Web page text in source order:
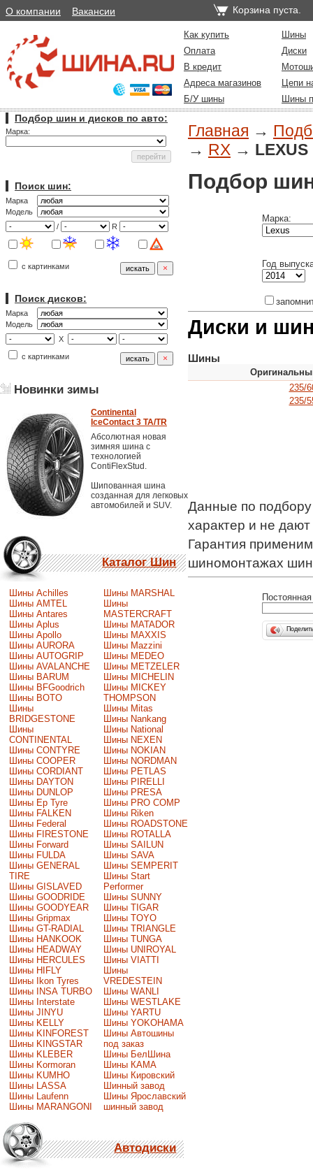
О компании Вакансии Корзина пуста.
Как купить
Шины
Оплата
Диски
В кредит
Адреса магазинов
Цепи
Б/У шины
Шины
Подбор шин и дисков по авто:
Марка:
Поиск шин:
Марка
Модель
/
R
с картинками
Поиск дисков:
Марка
Модель
X
с картинками
Новинки зимы
Continental
IceContact 3 TA/TR
Абсолютная новая
зимняя шина с
технологией
ContiFlexStud.
Шипованная шина
созданная для легковых
автомобилей и SUV.
Каталог Шин
Шины Achilles
Шины AMTEL
Шины Antares
Шины Aplus
Шины Apollo
Шины AURORA
Шины AUTOGRIP
Шины AVALANCHE
Шины BARUM
Шины BFGoodrich
Шины BOTO
Шины
BRIDGESTONE
Шины
CONTINENTAL
Шины CONTYRE
Шины COOPER
Шины CORDIANT
Шины DAYTON
Шины DUNLOP
Шины Ep Tyre
Шины FALKEN
Шины Federal
Шины FIRESTONE
Шины Forward
Шины FULDA
Шины GENERAL
TIRE
Шины GISLAVED
Шины GOODRIDE
Шины GOODYEAR
Шины Gripmax
Шины GT-RADIAL
Шины HANKOOK
Шины HEADWAY
Шины HERCULES
Шины HIFLY
Шины Ikon Tyres
Шины INSA TURBO
Шины Interstate
Шины JINYU
Шины KELLY
Шины KINFOREST
Шины KINGSTAR
Шины KLEBER
Шины Kormoran
Шины KUMHO
Шины LASSA
Шины Laufenn
Шины MARANGONI
Шины MARSHAL
Шины
MASTERCRAFT
Шины MATADOR
Шины MAXXIS
Шины Mazzini
Шины MEDEO
Шины METZELER
Шины MICHELIN
Шины MICKEY
THOMPSON
Шины Mitas
Шины Nankang
Шины National
Шины NEXEN
Шины NOKIAN
Шины NORDMAN
Шины PETLAS
Шины PIRELLI
Шины PRESA
Шины PRO COMP
Шины Riken
Шины ROADSTONE
Шины ROTALLA
Шины SAILUN
Шины SAVA
Шины SEMPERIT
Шины Start
Performer
Шины SUNNY
Шины TIGAR
Шины TOYO
Шины TRIANGLE
Шины TUNGA
Шины UNIROYAL
Шины VIATTI
Шины
VREDESTEIN
Шины WANLI
Шины WESTLAKE
Шины YARTU
Шины YOKOHAMA
Шины Автошины
под заказ
Шины БелШина
Шины КАМА
Шины Кировский
Шинный завод
Шины Ярославский
шинный завод
Автодиски
Главная →
→ RX → LEXUS
Подбор
Марка:
Год
Диски и
Шины
235/
235/
Данные по
характер и не
Гарантия
шиномонтажах